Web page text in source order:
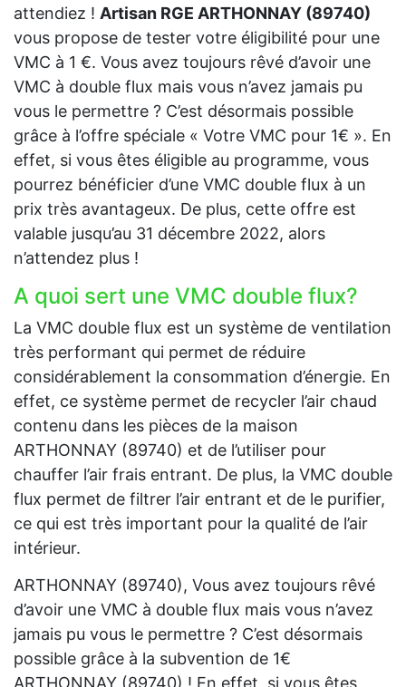
attendiez ! Artisan RGE ARTHONNAY (89740)
vous propose de tester votre éligibilité pour une
VMC à 1 €. Vous avez toujours rêvé d’avoir une
VMC à double flux mais vous n’avez jamais pu
vous le permettre ? C’est désormais possible
grâce à l’offre spéciale « Votre VMC pour 1€ ». En
effet, si vous êtes éligible au programme, vous
pourrez bénéficier d’une VMC double flux à un
prix très avantageux. De plus, cette offre est
valable jusqu’au 31 décembre 2022, alors
n’attendez plus !
A quoi sert une VMC double flux?
La VMC double flux est un système de ventilation
très performant qui permet de réduire
considérablement la consommation d’énergie. En
effet, ce système permet de recycler l’air chaud
contenu dans les pièces de la maison
ARTHONNAY (89740) et de l’utiliser pour
chauffer l’air frais entrant. De plus, la VMC double
flux permet de filtrer l’air entrant et de le purifier,
ce qui est très important pour la qualité de l’air
intérieur.
ARTHONNAY (89740), Vous avez toujours rêvé
d’avoir une VMC à double flux mais vous n’avez
jamais pu vous le permettre ? C’est désormais
possible grâce à la subvention de 1€
ARTHONNAY (89740) ! En effet, si vous êtes